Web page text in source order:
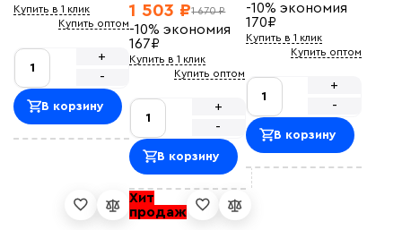
Купить в 1 клик
Купить оптом
-
+
В корзину
1 670 ₽
1 503 ₽
-10% экономия
167₽
Купить в 1 клик
Купить оптом
-
+
В корзину
-10% экономия
170₽
Купить в 1 клик
Купить оптом
-
+
В корзину
Хит
продаж